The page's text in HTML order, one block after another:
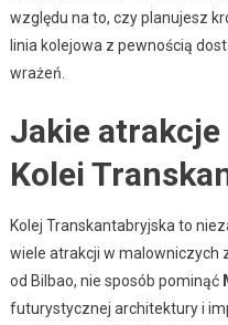
względu na to, czy planujesz
linia kolejowa z pewnością
wrażeń.
Jakie
Kolei
Kolej Transkantabryjska to
wiele atrakcji w malowniczych
od Bilbao, nie sposób pominąć
futurystycznej architektury i